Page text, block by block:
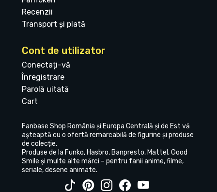
Recenzii
Transport și plată
Cont de utilizator
Conectați-vă
Înregistrare
Parolă uitată
Cart
Fanbase Shop România și Europa Centrală și de Est vă
așteaptă cu o ofertă remarcabilă de figurine și produse
de colecție.
Produse de la Funko, Hasbro, Banpresto, Mattel, Good
Smile și multe alte mărci – pentru fanii anime, filme,
seriale, desene animate.